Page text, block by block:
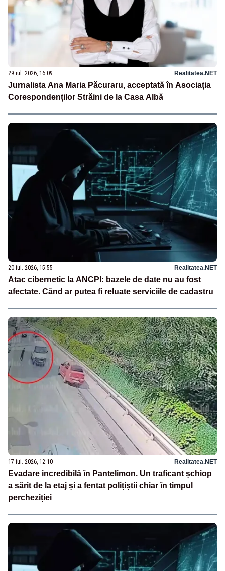
29 iul. 2026, 16:09 Realitatea.NET
Jurnalista Ana Maria Păcuraru, acceptată în Asociația
Corespondenților Străini de la Casa Albă
20 iul. 2026, 15:55 Realitatea.NET
Atac cibernetic la ANCPI: bazele de date nu au fost
afectate. Când ar putea fi reluate serviciile de cadastru
17 iul. 2026, 12:10 Realitatea.NET
Evadare incredibilă în Pantelimon. Un traficant șchiop
a sărit de la etaj și a fentat polițiștii chiar în timpul
percheziției